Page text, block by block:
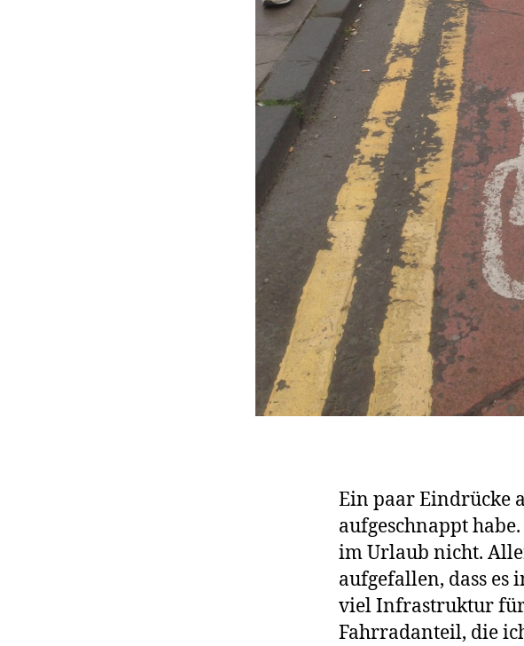
Ein paar Eindrücke
aufgeschnappt
im Urlaub nicht.
aufgefallen, dass es
viel Infrastruktur für
Fahrradanteil, die